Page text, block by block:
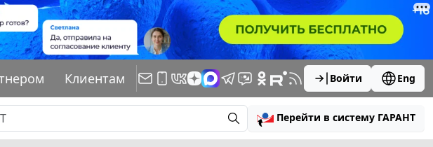
Клиентам Войти Eng
Перейти в систему ГАРАНТ